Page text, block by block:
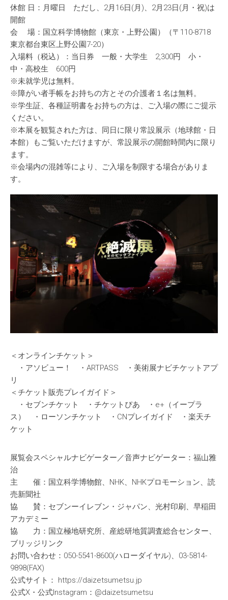
休館 日：月曜日 ただし、2月16日(月)、2月23日(月・祝)は
開館
会 場：国立科学博物館（東京・上野公園）（〒110-8718
東京都台東区上野公園7-20）
入場料（税込）：当日券 一般・大学生 2,300円 小・
中・高校生 600円
※未就学児は無料。
※障がい者手帳をお持ちの方とその介護者１名は無料。
※学生証、各種証明書をお持ちの方は、ご入場の際にご提示
ください。
※本展を観覧された方は、同日に限り常設展示（地球館・日
本館）もご覧いただけますが、常設展示の開館時間内に限り
ます。
※会場内の混雑等により、ご入場を制限する場合がありま
す。
＜オンラインチケット＞
・アソビュー！ ・ARTPASS ・美術展ナビチケットアプ
リ
＜チケット販売プレイガイド＞
・セブンチケット ・チケットぴあ ・e+（イープラ
ス） ・ローソンチケット ・CNプレイガイド ・楽天チ
ケット
展覧会スペシャルナビゲーター／音声ナビゲーター：福山雅
治
主 催：国立科学博物館、NHK、NHKプロモーション、読
売新聞社
協 賛：セブンーイレブン・ジャパン、光村印刷、早稲田
アカデミー
協 力：国立極地研究所、産総研地質調査総合センター、
ブリッジリンク
お問い合わせ：050-5541-8600(ハローダイヤル)、03-5814-
9898(FAX)
公式サイト： https://daizetsumetsu.jp
公式X・公式Instagram：@daizetsumetsu